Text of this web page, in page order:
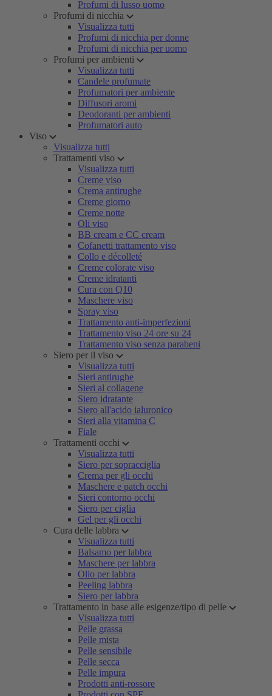
Profumi di lusso uomo
Profumi di nicchia
Visualizza tutti
Profumi di nicchia per donne
Profumi di nicchia per uomo
Profumi per ambienti
Visualizza tutti
Candele profumate
Profumatori per ambiente
Diffusori aromi
Deodoranti per ambienti
Profumatori auto
Viso
Visualizza tutti
Trattamenti viso
Visualizza tutti
Creme viso
Crema antirughe
Creme giorno
Creme notte
Oli viso
BB cream e CC cream
Cofanetti trattamento viso
Collo e décolleté
Creme colorate viso
Creme idratanti
Cura con Q10
Maschere viso
Spray viso
Trattamento anti-imperfezioni
Trattamento viso 24 ore su 24
Trattamento viso senza parabeni
Siero per il viso
Visualizza tutti
Sieri antirughe
Sieri al collagene
Siero idratante
Siero all'acido ialuronico
Sieri alla vitamina C
Fiale
Trattamenti occhi
Visualizza tutti
Siero per sopracciglia
Crema per gli occhi
Maschere e patch occhi
Sieri contorno occhi
Siero per ciglia
Gel per gli occhi
Cura delle labbra
Visualizza tutti
Balsamo per labbra
Maschere per labbra
Olio per labbra
Peeling labbra
Siero per labbra
Trattamento in base alle esigenze/tipo di pelle
Visualizza tutti
Pelle grassa
Pelle mista
Pelle sensibile
Pelle secca
Pelle impura
Prodotti anti-rossore